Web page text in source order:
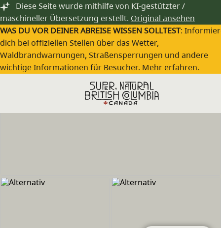
Zum Hauptinhalt springen
Diese Seite wurde mithilfe von KI-gestützter /
maschineller Übersetzung erstellt. Original ansehen
WAS DU VOR DEINER ABREISE WISSEN SOLLTEST:
dich bei offiziellen Stellen über das Wetter,
Waldbrandwarnungen, Straßensperrungen und andere
wichtige Informationen für Besucher. Mehr erfahren.